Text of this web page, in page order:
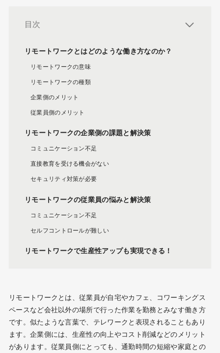
目次
リモートワークとはどのような働き方なのか？
リモートワークの意味
リモートワークの種類
企業側のメリット
従業員側のメリット
リモートワークの企業側の課題と解決策
コミュニケーション不足
直接教育を受ける機会がない
セキュリティ対策が必要
リモートワークの従業員の悩みと解決策
コミュニケーション不足
セルフコントロールが難しい
リモートワークで生産性アップも実現できる！
リモートワークとは、従業員が自宅やカフェ、コワーキングス
ペースなど会社以外の場所で行った作業を勤務とみなす働き方
です。似たような言葉で、テレワークと表現されることもあり
ます。企業側には、生産性の向上やコスト削減などのメリット
があります。従業員側にとっても、通勤時間の短縮や家庭との